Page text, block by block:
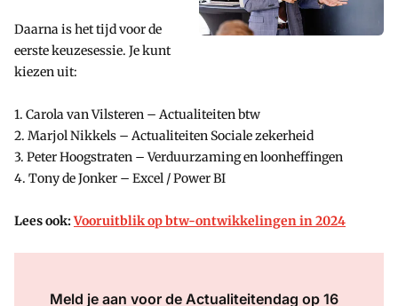
Daarna is het tijd voor de
eerste keuzesessie. Je kunt
kiezen uit:
1. Carola van Vilsteren – Actualiteiten btw
2. Marjol Nikkels – Actualiteiten Sociale zekerheid
3. Peter Hoogstraten – Verduurzaming en loonheffingen
4. Tony de Jonker – Excel / Power BI
Lees ook:Vooruitblik op btw-ontwikkelingen in 2024
Meld je aan voor de Actualiteitendag op 16